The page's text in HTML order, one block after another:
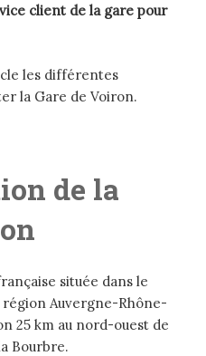
client de la gare pour
les différentes
la Gare de Voiron.
de la
située dans le
Auvergne-Rhône-
25 km au nord-ouest de
Bourbre.